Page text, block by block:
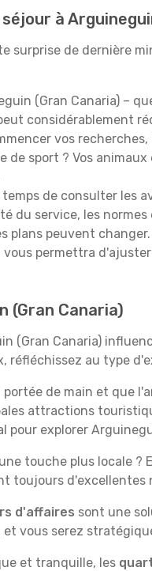
à
de dernière
(Gran Canaria) –
considérablement
vos
de sport ? Vos
temps de consulter les
du service, les
plans peuvent
vous permettra
(Gran Canaria)
(Gran Canaria)
au type
de main et que
attractions
explorer
touche plus locale
toujours d'excellentes
d'affaires sont une
vous serez
et tranquille, les